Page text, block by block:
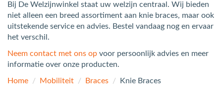
Bij De Welzijnwinkel staat uw welzijn centraal. Wij bieden
niet alleen een breed assortiment aan knie braces, maar ook
uitstekende service en advies. Bestel vandaag nog en ervaar
het verschil.
Neem contact met ons op voor persoonlijk advies en meer
informatie over onze producten.
Home / Mobiliteit / Braces / Knie Braces